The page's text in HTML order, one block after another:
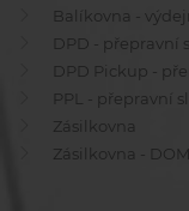
Balíkovna -
DPD - přepravní
DPD Pickup -
PPL - přepravní
Zásilkovna
Zásilkovna -